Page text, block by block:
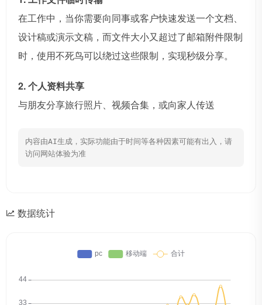
在工作中，当你需要向同事或客户快速发送一个文档、
设计稿或演示文稿，而文件大小又超过了邮箱附件限制
时，使用不死鸟可以绕过这些限制，实现秒级分享。
2. 个人资料共享
与朋友分享旅行照片、视频合集，或向家人传送
内容由AI生成，实际功能由于时间等各种因素可能有出入，请
访问网站体验为准
数据统计